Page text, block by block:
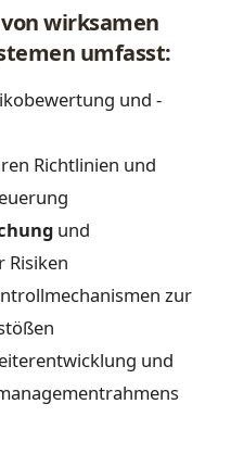
wirksamen
umfasst:
und -
Richtlinien und
und
Risiken
zur
und